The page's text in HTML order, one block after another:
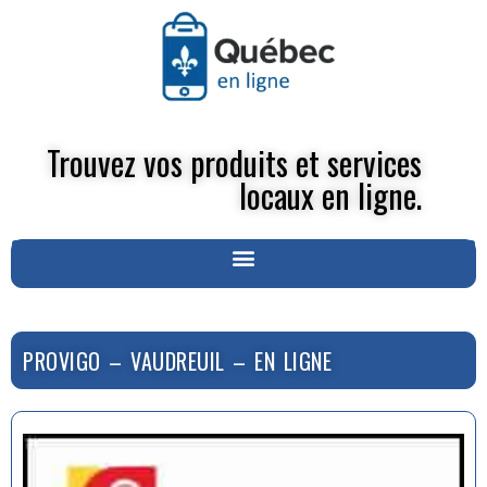
Trouvez vos produits et services
locaux en ligne.
PROVIGO – VAUDREUIL – EN LIGNE